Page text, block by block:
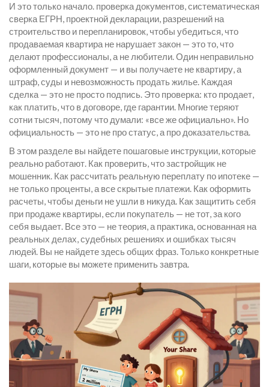
И это только начало. проверка документов,систематическая
сверка ЕГРН, проектной декларации, разрешений на
строительство и перепланировок, чтобы убедиться, что
продаваемая квартира не нарушает закон — это то, что
делают профессионалы, а не любители. Один неправильно
оформленный документ — и вы получаете не квартиру, а
штраф, суды и невозможность продать жилье. Каждая
сделка — это не просто подпись. Это проверка: кто продает,
как платить, что в договоре, где гарантии. Многие теряют
сотни тысяч, потому что думали: «все же официально». Но
официальность — это не про статус, а про доказательства.
В этом разделе вы найдете пошаговые инструкции, которые
реально работают. Как проверить, что застройщик не
мошенник. Как рассчитать реальную переплату по ипотеке —
не только проценты, а все скрытые платежи. Как оформить
расчеты, чтобы деньги не ушли в никуда. Как защитить себя
при продаже квартиры, если покупатель — не тот, за кого
себя выдает. Все это — не теория, а практика, основанная на
реальных делах, судебных решениях и ошибках тысяч
людей. Вы не найдете здесь общих фраз. Только конкретные
шаги, которые вы можете применить завтра.